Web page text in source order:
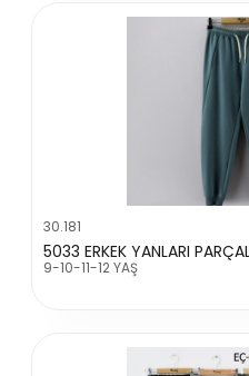
30.181
9-10-11-12 YAŞ